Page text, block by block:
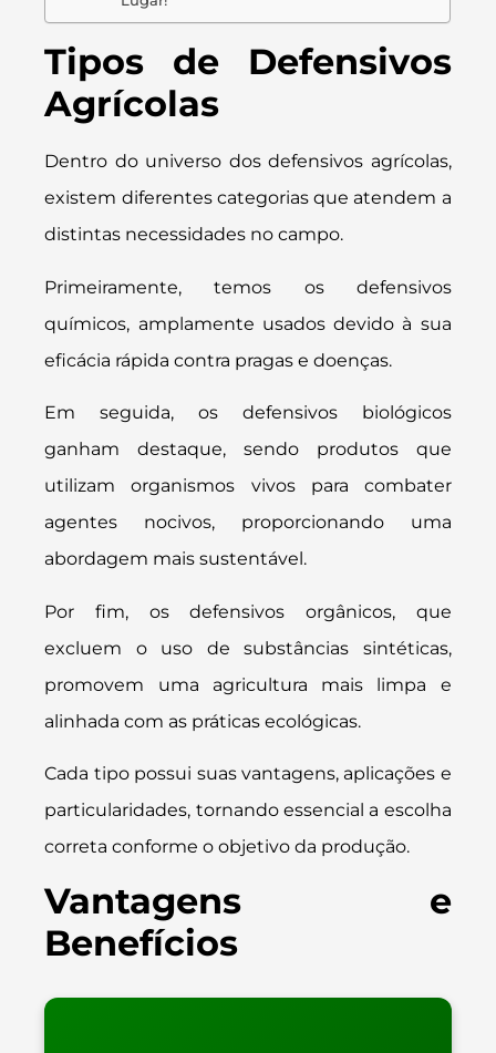
Tipos de Defensivos
Agrícolas
Dentro do universo dos defensivos agrícolas,
existem diferentes categorias que atendem a
distintas necessidades no campo.
Primeiramente, temos os defensivos
químicos, amplamente usados devido à sua
eficácia rápida contra pragas e doenças.
Em seguida, os defensivos biológicos
ganham destaque, sendo produtos que
utilizam organismos vivos para combater
agentes nocivos, proporcionando uma
abordagem mais sustentável.
Por fim, os defensivos orgânicos, que
excluem o uso de substâncias sintéticas,
promovem uma agricultura mais limpa e
alinhada com as práticas ecológicas.
Cada tipo possui suas vantagens, aplicações e
particularidades, tornando essencial a escolha
correta conforme o objetivo da produção.
Vantagens e
Benefícios